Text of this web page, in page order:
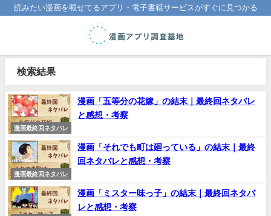
読みたい漫画を載せてるアプリ・電子書籍サービスがすぐに見つかる
検索結果
漫画最終回ネタバレ
漫画「五等分の花嫁」の結末｜最終回ネタバレ
と感想・考察
漫画最終回ネタバレ
漫画「それでも町は廻っている」の結末｜最終
回ネタバレと感想・考察
漫画「ミスター味っ子」の結末｜最終回ネタバ
レと感想・考察